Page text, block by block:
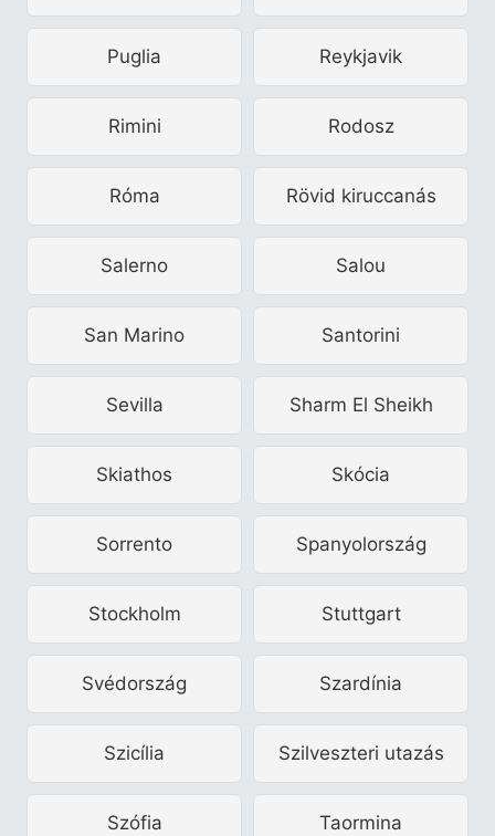
Puglia Reykjavik
Rimini Rodosz
Róma Rövid kiruccanás
Salerno Salou
San Marino Santorini
Sevilla Sharm El Sheikh
Skiathos Skócia
Sorrento Spanyolország
Stockholm Stuttgart
Svédország Szardínia
Szicília Szilveszteri utazás
Szófia Taormina